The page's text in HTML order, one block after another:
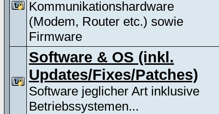
Kommunikationshardware
(Modem, Router etc.) sowie
Firmware
Software & OS (inkl.
Updates/Fixes/Patches)
Software jeglicher Art inklusive
Betriebssystemen...